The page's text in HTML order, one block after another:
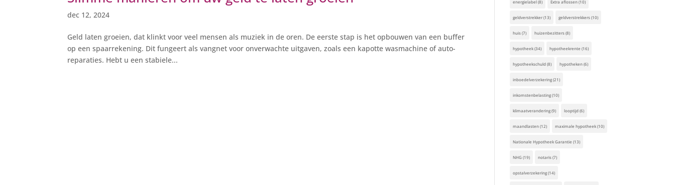
dec 12, 2024
Geld laten groeien, dat klinkt voor veel mensen als muziek in de oren. De eerste stap is het opbouwen van een buffer
op een spaarrekening. Dit fungeert als vangnet voor onverwachte uitgaven, zoals een kapotte wasmachine of auto-
reparaties. Hebt u een stabiele...
energielabel(8) Extra aflossen(10)
geldverstrekker(13) geldverstrekkers(10)
huis(7) huizenbezitters(8)
hypotheek(34) hypotheekrente (16)
hypotheekschuld(8) hypotheken(6)
inboedelverzekering(21)
inkomstenbelasting(10)
klimaatverandering(9) looptijd(6)
maandlasten(12) maximale hypotheek(10)
Nationale Hypotheek Garantie (13)
NHG(19) notaris(7)
opstalverzekering(14)